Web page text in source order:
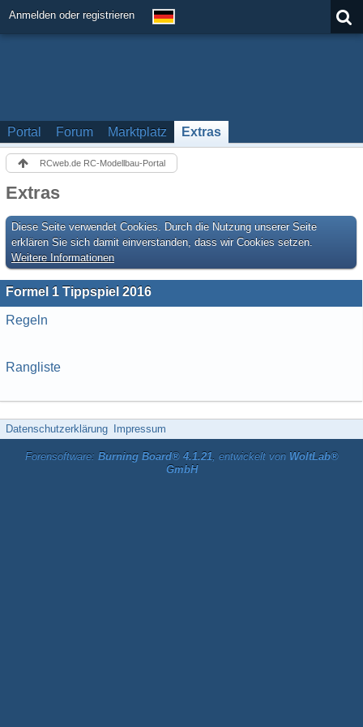
Anmelden oder registrieren
Portal Forum Marktplatz Extras
RCweb.de RC-Modellbau-Portal
Extras
Diese Seite verwendet Cookies. Durch die Nutzung unserer Seite
erklären Sie sich damit einverstanden, dass wir Cookies setzen.
Weitere Informationen
Formel 1 Tippspiel 2016
Regeln
Rangliste
Datenschutzerklärung Impressum
Forensoftware: Burning Board® 4.1.21, entwickelt von WoltLab®
GmbH